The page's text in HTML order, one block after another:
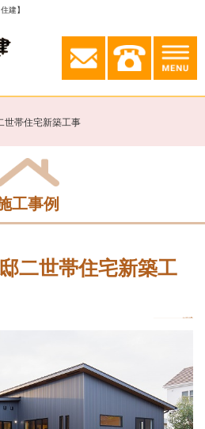
建】
世帯住宅新築工事
工事例
二世帯住宅新築工